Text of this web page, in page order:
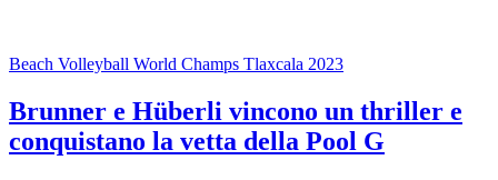
Beach Volleyball World Champs Tlaxcala 2023
Brunner e Hüberli vincono un thriller e
conquistano la vetta della Pool G